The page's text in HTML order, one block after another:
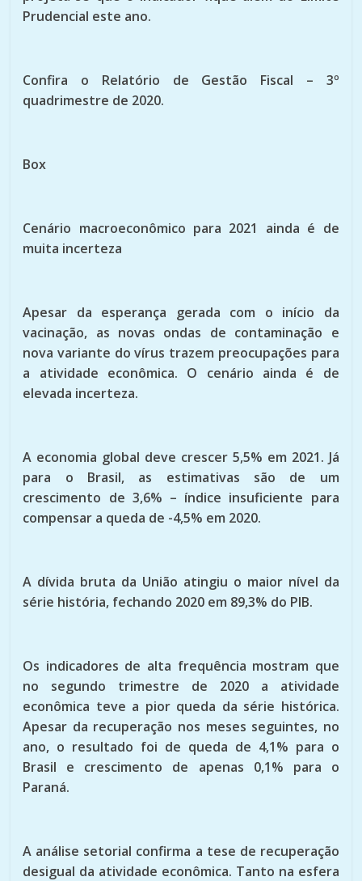
Prudencial este ano.
Confira o Relatório de Gestão Fiscal – 3º
quadrimestre de 2020.
Box
Cenário macroeconômico para 2021 ainda é de
muita incerteza
Apesar da esperança gerada com o início da
vacinação, as novas ondas de contaminação e
nova variante do vírus trazem preocupações para
a atividade econômica. O cenário ainda é de
elevada incerteza.
A economia global deve crescer 5,5% em 2021. Já
para o Brasil, as estimativas são de um
crescimento de 3,6% – índice insuficiente para
compensar a queda de -4,5% em 2020.
A dívida bruta da União atingiu o maior nível da
série história, fechando 2020 em 89,3% do PIB.
Os indicadores de alta frequência mostram que
no segundo trimestre de 2020 a atividade
econômica teve a pior queda da série histórica.
Apesar da recuperação nos meses seguintes, no
ano, o resultado foi de queda de 4,1% para o
Brasil e crescimento de apenas 0,1% para o
Paraná.
A análise setorial confirma a tese de recuperação
desigual da atividade econômica. Tanto na esfera